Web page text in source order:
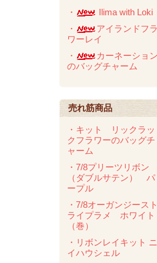
・
Ilima with Loki
・
アイランドフラ
ワーレイ
・
カーネーション
のバッグチャーム
売れ筋商品
・キット リックラッ
クフラワーのバッグチ
ャーム
・7/8プリーツリボン
（ダブルサテン） パ
ープル
・7/8オーガンジースト
ライプラメ ホワイト
（巻）
・リボンレイキット ニ
イハウシェル